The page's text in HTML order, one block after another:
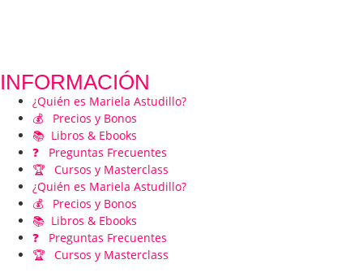
INFORMACIÓN
¿Quién es Mariela Astudillo?
💰 Precios y Bonos
📚 Libros & Ebooks
❓ Preguntas Frecuentes
🏆 Cursos y Masterclass
¿Quién es Mariela Astudillo?
💰 Precios y Bonos
📚 Libros & Ebooks
❓ Preguntas Frecuentes
🏆 Cursos y Masterclass